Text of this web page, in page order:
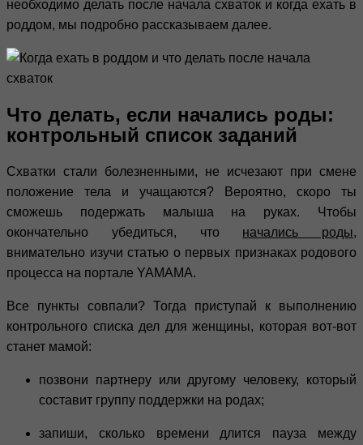
необходимо делать после начала схваток и когда ехать в
роддом, мы подробно рассказываем далее.
Что делать, если начались роды:
контрольный список заданий
Схватки стали болезненными, не исчезают при смене
положение тела и учащаются? Вероятно, скоро ты
сможешь подержать малыша на руках. Чтобы
окончательно убедиться, что начались роды,
внимательно изучи статью о первых признаках родового
процесса на портале YAMAMA.
Все пункты совпали? Тогда приступай к выполнению
контрольного списка дел для женщины, которая вот-вот
станет мамой:
позвони партнеру или другому человеку, который
составит группу поддержки на родах;
запиши, сколько времени длится пауза между